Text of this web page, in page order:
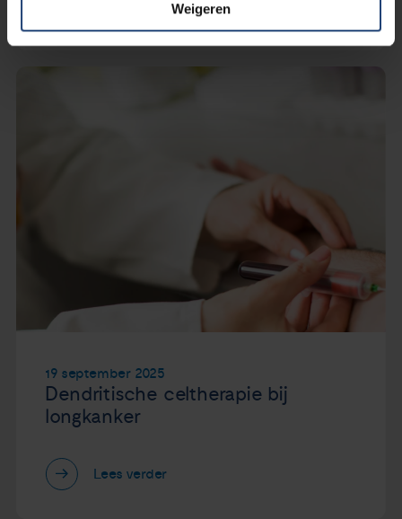
Weigeren
19 september 2025
Dendritische celtherapie bij
longkanker
Lees verder